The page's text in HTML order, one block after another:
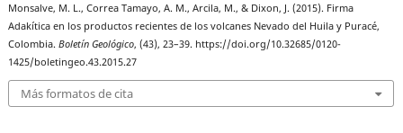
Monsalve, M. L., Correa Tamayo, A. M., Arcila, M., & Dixon, J. (2015). Firma
Adakítica en los productos recientes de los volcanes Nevado del Huila y Puracé,
Colombia.Boletín Geológico, (43), 23–39. https://doi.org/10.32685/0120-
1425/boletingeo.43.2015.27
Más formatos de cita